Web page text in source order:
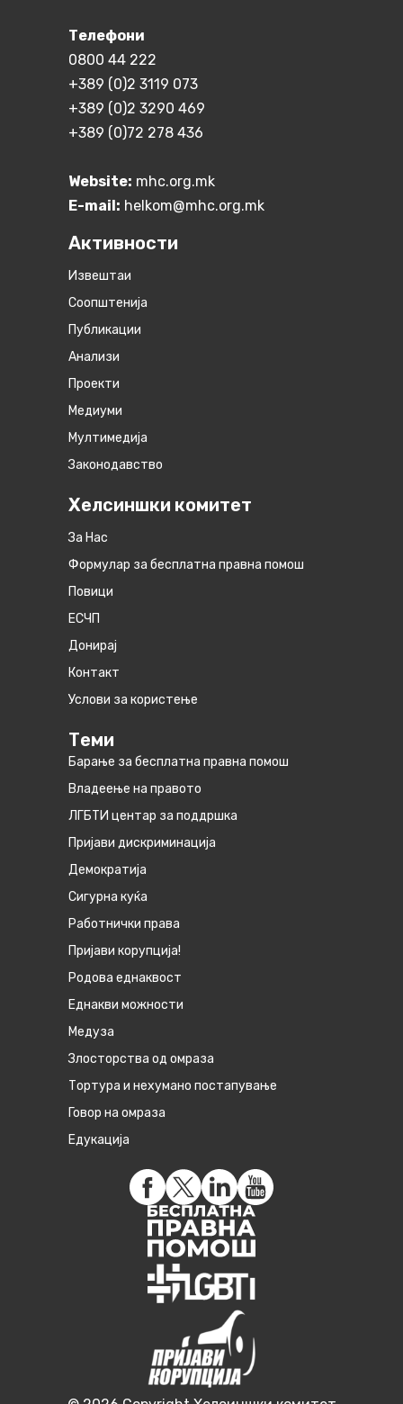
Телефони
0800 44 222
+389 (0)2 3119 073
+389 (0)2 3290 469
+389 (0)72 278 436
Website: mhc.org.mk
E-mail: helkom@mhc.org.mk
Активности
Извештаи
Соопштенија
Публикации
Анализи
Проекти
Медиуми
Мултимедија
Законодавство
Хелсиншки комитет
За Нас
Формулар за бесплатна правна помош
Повици
ЕСЧП
Донирај
Контакт
Услови за користење
Теми
Барање за бесплатна правна помош
Владеење на правото
ЛГБТИ центар за поддршка
Пријави дискриминација
Демократија
Сигурна куќа
Работнички права
Пријави корупција!
Родова еднаквост
Eднакви можности
Медуза
Злосторства од омраза
Тортура и нехумано постапување
Говор на омраза
Едукација